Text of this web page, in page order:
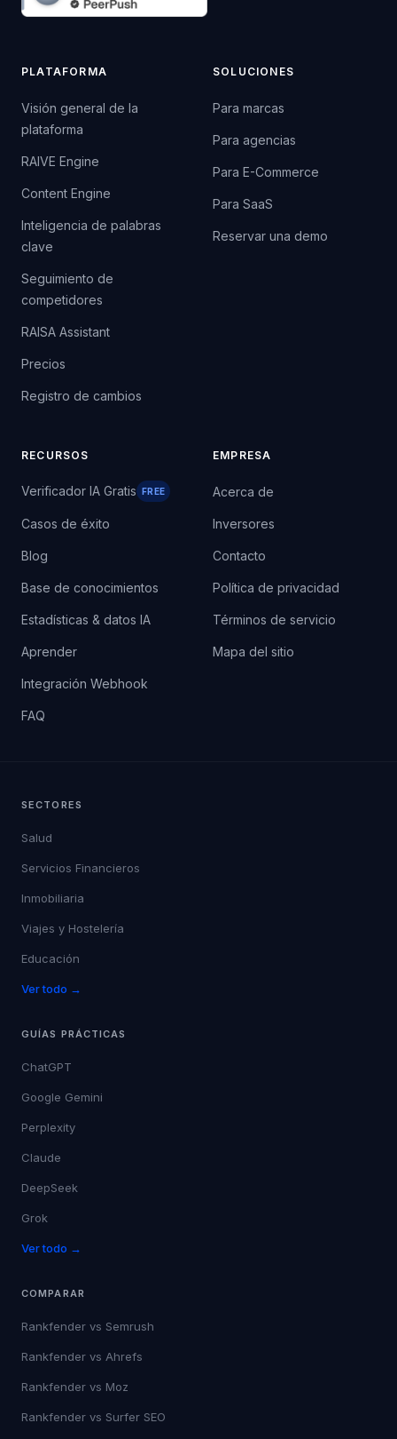
PLATAFORMA
Visión general de la
plataforma
RAIVE Engine
Content Engine
Inteligencia de palabras
clave
Seguimiento de
competidores
RAISA Assistant
Precios
Registro de cambios
SOLUCIONES
Para marcas
Para agencias
Para E-Commerce
Para SaaS
Reservar una demo
RECURSOS
Verificador IA Gratis FREE
Casos de éxito
Blog
Base de conocimientos
Estadísticas & datos IA
Aprender
Integración Webhook
FAQ
EMPRESA
Acerca de
Inversores
Contacto
Política de privacidad
Términos de servicio
Mapa del sitio
SECTORES
Salud
Servicios Financieros
Inmobiliaria
Viajes y Hostelería
Educación
Ver todo →
GUÍAS PRÁCTICAS
ChatGPT
Google Gemini
Perplexity
Claude
DeepSeek
Grok
Ver todo →
COMPARAR
Rankfender vs Semrush
Rankfender vs Ahrefs
Rankfender vs Moz
Rankfender vs Surfer SEO